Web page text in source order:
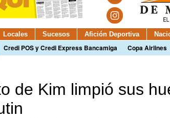
Locales Sucesos Afición Deportiva
Credi POS y Credi Express Bancamiga Copa Airlines
de Kim limpió sus